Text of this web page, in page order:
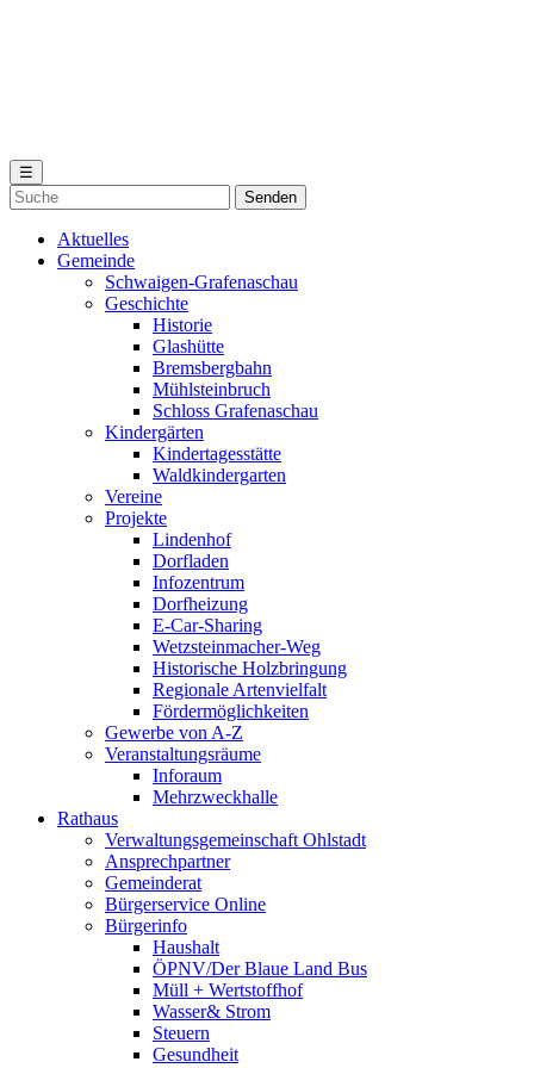
☰
Aktuelles
Gemeinde
Schwaigen-Grafenaschau
Geschichte
Historie
Glashütte
Bremsbergbahn
Mühlsteinbruch
Schloss Grafenaschau
Kindergärten
Kindertagesstätte
Waldkindergarten
Vereine
Projekte
Lindenhof
Dorfladen
Infozentrum
Dorfheizung
E-Car-Sharing
Wetzsteinmacher-Weg
Historische Holzbringung
Regionale Artenvielfalt
Fördermöglichkeiten
Gewerbe von A-Z
Veranstaltungsräume
Inforaum
Mehrzweckhalle
Rathaus
Verwaltungsgemeinschaft Ohlstadt
Ansprechpartner
Gemeinderat
Bürgerservice Online
Bürgerinfo
Haushalt
ÖPNV/Der Blaue Land Bus
Müll + Wertstoffhof
Wasser& Strom
Steuern
Gesundheit